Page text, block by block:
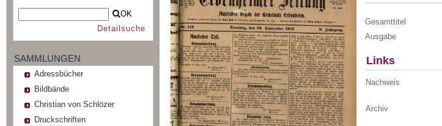
OK
Detailsuche
SAMMLUNGEN
Adressbücher
Bildbände
Christian von Schlözer
Druckschriften
Gesamttitel
Ausgabe
Links
Nachweis
Archiv